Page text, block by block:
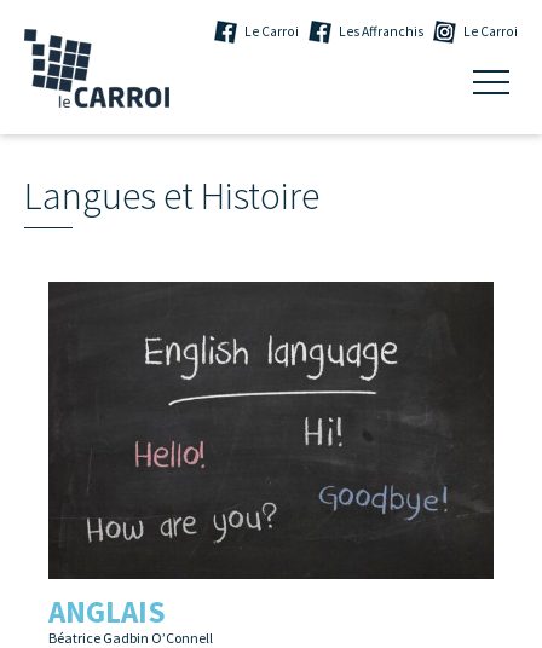
Le Carroi Les Affranchis Le Carroi
Langues et Histoire
ANGLAIS
Béatrice Gadbin O’Connell